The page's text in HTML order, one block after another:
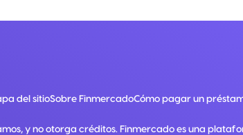
del sitioSobre FinmercadoCómo pagar un
y no otorga créditos. Finmercado es una